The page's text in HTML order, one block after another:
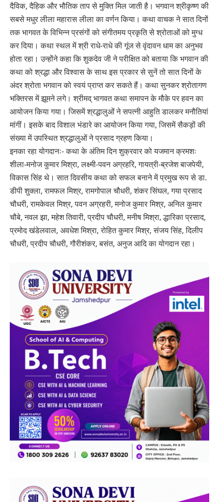
दैविक, दैहिक और भौतिक ताप से मुक्ति मिल जाती है। भगवान श्रीकृष्ण की
सबसे मधुर लीला महारास लीला का वर्णन किया। कथा वाचक ने सात दिनों
तक भागवत के विभिन्न प्रसंगों को संगीतमय प्रकृति से श्रोताओं को मुग्ध
कर दिया। कथा स्थल में श्री राधे-राधे की गूंज से वृंदावन धाम का अनुभव
होता रहा। उन्होंने कहा कि शुकदेव जी ने परीक्षित को बताया कि भगवान की
कथा को श्रद्धा और विश्वास के साथ इस प्रकार से सुनें तो सात दिनों के
अंदर श्रोता भगवान को स्वयं प्राप्त कर सकते हैं। कथा सुनकर श्रोतागण
भक्तिरस में झूमने लगे। श्रीमद् भागवत कथा समापन के मौके पर हवन का
आयोजन किया गया। जिसमें श्रद्धालुओं ने सपत्नी आहुति डालकर मनौतियां
मांगीं। इसके बाद विशाल भंडारे का आयोजन किया गया, जिसमें सैकड़ों की
संख्या में उपस्थित श्रद्धालुओं ने प्रसाद ग्रहण किया।
इनका रहा योगदानः- कथा के अंतिम दिन शुक्रवार को यजमान क्रमशः
शीला-मनोज कुमार मिश्रा, लक्ष्मी-पवन अग्रहरि, गायत्री-ब्रजेश बाजपेयी,
विकास सिंह थे। सात दिवसीय कथा को सफल बनाने में प्रमुख रूप से डा.
डीपी शुक्ला, रामफल मिश्र, रामगोपाल चौधरी, शंकर सिंघल, गया प्रसाद
चौधरी, रामकेवल मिश्र, पवन अग्रहरी, मनोज कुमार मिश्र, अनिल कुमार
चौबे, नवल झा, महेश तिवारी, प्रदीप चौधरी, मनीष मिश्रा, द्धारिका प्रसाद,
प्रमोद खंडेलवाल, अवधेश मिश्रा, रोहित कुमार मिश्र, संजय सिंह, दिलीप
चौधरी, प्रदीप चौधरी, गौरीशंकर, बसंत, अनुज आदि का योगदान रहा।